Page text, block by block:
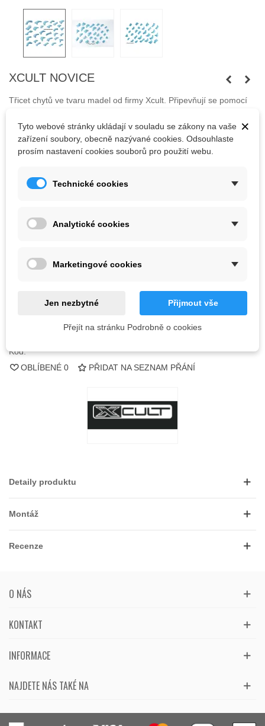
XCULT NOVICE
Třicet chytů ve tvaru madel od firmy Xcult. Připevňují se pomocí
Šrouby nejsou součástí balení.
10 672,20 Kč (s DPH)
PŘIDAT DO KOŠÍKU
QR kód
Kód:
OBLÍBENÉ 0 PŘIDAT NA SEZNAM PŘÁNÍ
Detaily produktu
Montáž
Recenze
O NÁS
KONTAKT
NAJDETE NÁS TAKÉ NA
INFORMACE
×
Tyto webové stránky ukládají v souladu se zákony na vaše
zařízení soubory, obecně nazývané cookies. Odsouhlaste
prosím nastavení cookies souborů pro použití webu.
Technické cookies
Analytické cookies
Marketingové cookies
Jen nezbytné Přijmout vše
Přejít na stránku Podrobně o cookies